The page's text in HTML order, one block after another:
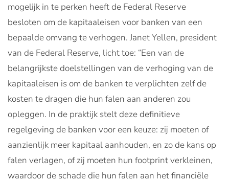
mogelijk in te perken heeft de Federal Reserve
besloten om de kapitaaleisen voor banken van een
bepaalde omvang te verhogen. Janet Yellen, president
van de Federal Reserve, licht toe: “Een van de
belangrijkste doelstellingen van de verhoging van de
kapitaaleisen is om de banken te verplichten zelf de
kosten te dragen die hun falen aan anderen zou
opleggen. In de praktijk stelt deze definitieve
regelgeving de banken voor een keuze: zij moeten of
aanzienlijk meer kapitaal aanhouden, en zo de kans op
falen verlagen, of zij moeten hun footprint verkleinen,
waardoor de schade die hun falen aan het financiële